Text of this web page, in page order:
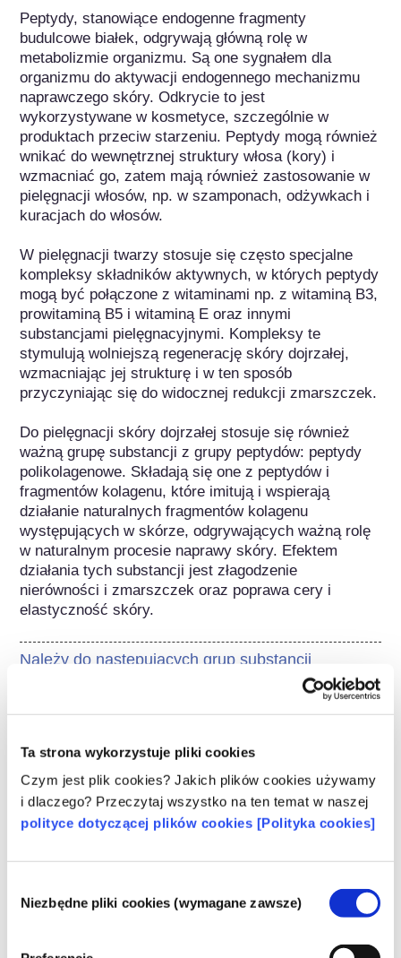
Ta strona wykorzystuje pliki cookies
Czym jest plik cookies? Jakich plików cookies używamy
i dlaczego? Przeczytaj wszystko na ten temat w naszej
polityce dotyczącej plików cookies [Polityka cookies]
zgody
Niezbędne pliki cookies (wymagane zawsze)
Peptydy, stanowiące endogenne fragmenty
budulcowe białek, odgrywają główną rolę w
metabolizmie organizmu. Są one sygnałem dla
organizmu do aktywacji endogennego mechanizmu
naprawczego skóry. Odkrycie to jest
wykorzystywane w kosmetyce, szczególnie w
produktach przeciw starzeniu. Peptydy mogą również
wnikać do wewnętrznej struktury włosa (kory) i
wzmacniać go, zatem mają również zastosowanie w
pielęgnacji włosów, np. w szamponach, odżywkach i
kuracjach do włosów.
W pielęgnacji twarzy stosuje się często specjalne
kompleksy składników aktywnych, w których peptydy
mogą być połączone z witaminami np. z witaminą B3,
prowitaminą B5 i witaminą E oraz innymi
substancjami pielęgnacyjnymi. Kompleksy te
stymulują wolniejszą regenerację skóry dojrzałej,
wzmacniając jej strukturę i w ten sposób
przyczyniając się do widocznej redukcji zmarszczek.
Do pielęgnacji skóry dojrzałej stosuje się również
ważną grupę substancji z grupy peptydów: peptydy
polikolagenowe. Składają się one z peptydów i
fragmentów kolagenu, które imitują i wspierają
działanie naturalnych fragmentów kolagenu
występujących w skórze, odgrywających ważną rolę
w naturalnym procesie naprawy skóry. Efektem
działania tych substancji jest złagodzenie
nierówności i zmarszczek oraz poprawa cery i
elastyczność skóry.
Należy do następujących grup substancji
Składniki kosmetyków podlegają regulacjom
prawnym. Należy pamiętać, że w przypadku
składników kosmetycznych, poza UE mogą
obowiązywać inne przepisy.
Poznaj swoje kosmetyki